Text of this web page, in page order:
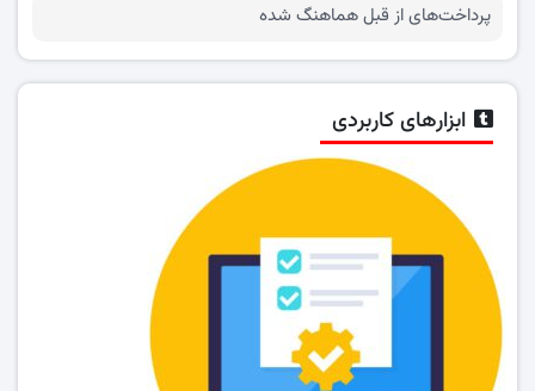
پرداخت‌های از قبل هماهنگ شده
ابزارهای کاربردی